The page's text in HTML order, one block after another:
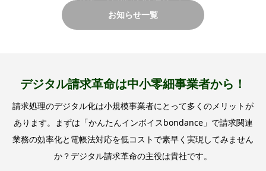
2024.03.29
2025.03.04
全銀ネット様のZEDI対応ソフト操作体験動画制作へのご協力について
お知らせ一覧
デジタル請求革命は中小零細事業者から！
請求処理のデジタル化は小規模事業者にとって多くのメリットが
あります。まずは「かんたんインボイスbondance」で請求関連
業務の効率化と電帳法対応を低コストで素早く実現してみません
か？デジタル請求革命の主役は貴社です。